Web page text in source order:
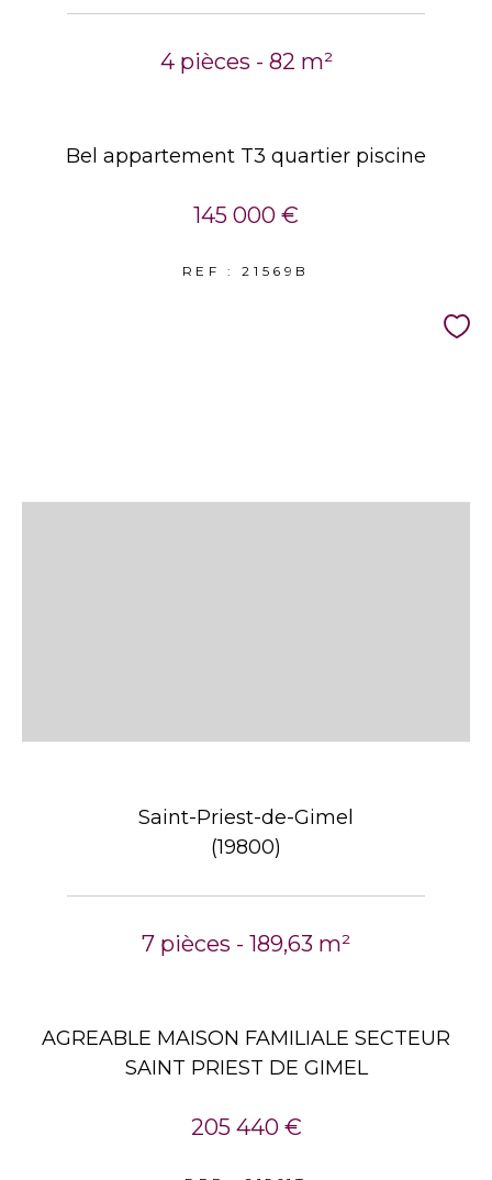
4 pièces - 82 m²
Bel appartement T3 quartier piscine
145 000 €
REF : 21569B
Saint-Priest-de-Gimel
(19800)
7 pièces - 189,63 m²
AGREABLE MAISON FAMILIALE SECTEUR
SAINT PRIEST DE GIMEL
205 440 €